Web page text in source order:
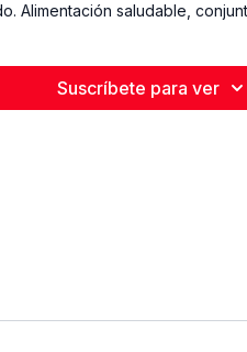
Alimentación saludable,
corporal. Presta atención en
Suscríbete para ver